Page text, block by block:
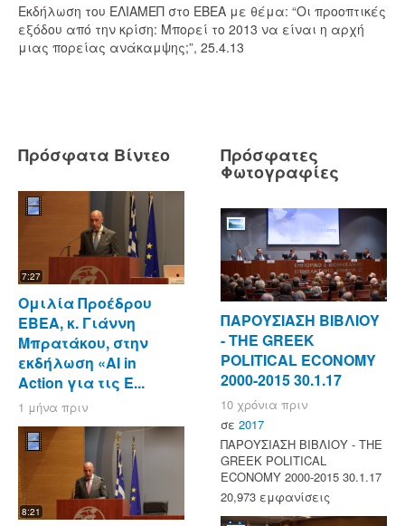
Eκδήλωση του ΕΛΙΑΜΕΠ στο ΕΒΕΑ με θέμα: “Οι προοπτικές
εξόδου από την κρίση: Μπορεί το 2013 να είναι η αρχή
μιας πορείας ανάκαμψης;”, 25.4.13
Πρόσφατα Βίντεο
7:27
Ομιλία Προέδρου
ΕΒΕΑ, κ. Γιάννη
Μπρατάκου, στην
εκδήλωση «AI in
Action για τις Ε...
1 μήνα πριν
8:21
Πρόσφατες
Φωτογραφίες
ΠΑΡΟΥΣΙΑΣΗ ΒΙΒΛΙΟΥ
- ΤΗΕ GREEK
POLITICAL ECONOMY
2000-2015 30.1.17
10 χρόνια πριν
σε 2017
ΠΑΡΟΥΣΙΑΣΗ ΒΙΒΛΙΟΥ - ΤΗΕ
GREEK POLITICAL
ECONOMY 2000-2015 30.1.17
20,973 εμφανίσεις